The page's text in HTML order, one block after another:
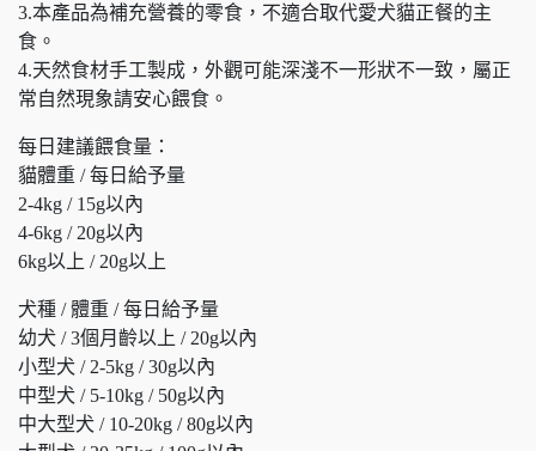
3.本產品為補充營養的零食，不適合取代愛犬貓正餐的主
食。
4.天然食材手工製成，外觀可能深淺不一形狀不一致，屬正
常自然現象請安心餵食。
每日建議餵食量：
貓體重 / 每日給予量
2-4kg / 15g以內
4-6kg / 20g以內
6kg以上 / 20g以上
犬種 / 體重 / 每日給予量
幼犬 / 3個月齡以上 / 20g以內
小型犬 / 2-5kg / 30g以內
中型犬 / 5-10kg / 50g以內
中大型犬 / 10-20kg / 80g以內